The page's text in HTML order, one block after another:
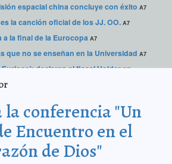
espacial china concluye con éxito A7
la canción oficial de los JJ. OO. A7
a la final de la Eurocopa A7
que no se enseñan en la Universidad A7
declaran al fiscal Holder en
del cuerpo humano son inútiles
los rumores en el ataque de un tigre Lois
mascarones mayas de Edzná A7
de Aniversario HRAEPY A7
conferencia "Un
Encuentro en el
de Dios"